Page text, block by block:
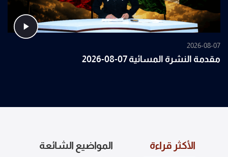
2026-08-07
مقدمة النشرة المسائية 07-08-2026
الأكثر قراءة المواضيع الشائعة